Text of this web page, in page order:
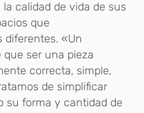
calidad de vida de sus
que
diferentes. «Un
que ser una pieza
correcta, simple,
de simplificar
su forma y cantidad de